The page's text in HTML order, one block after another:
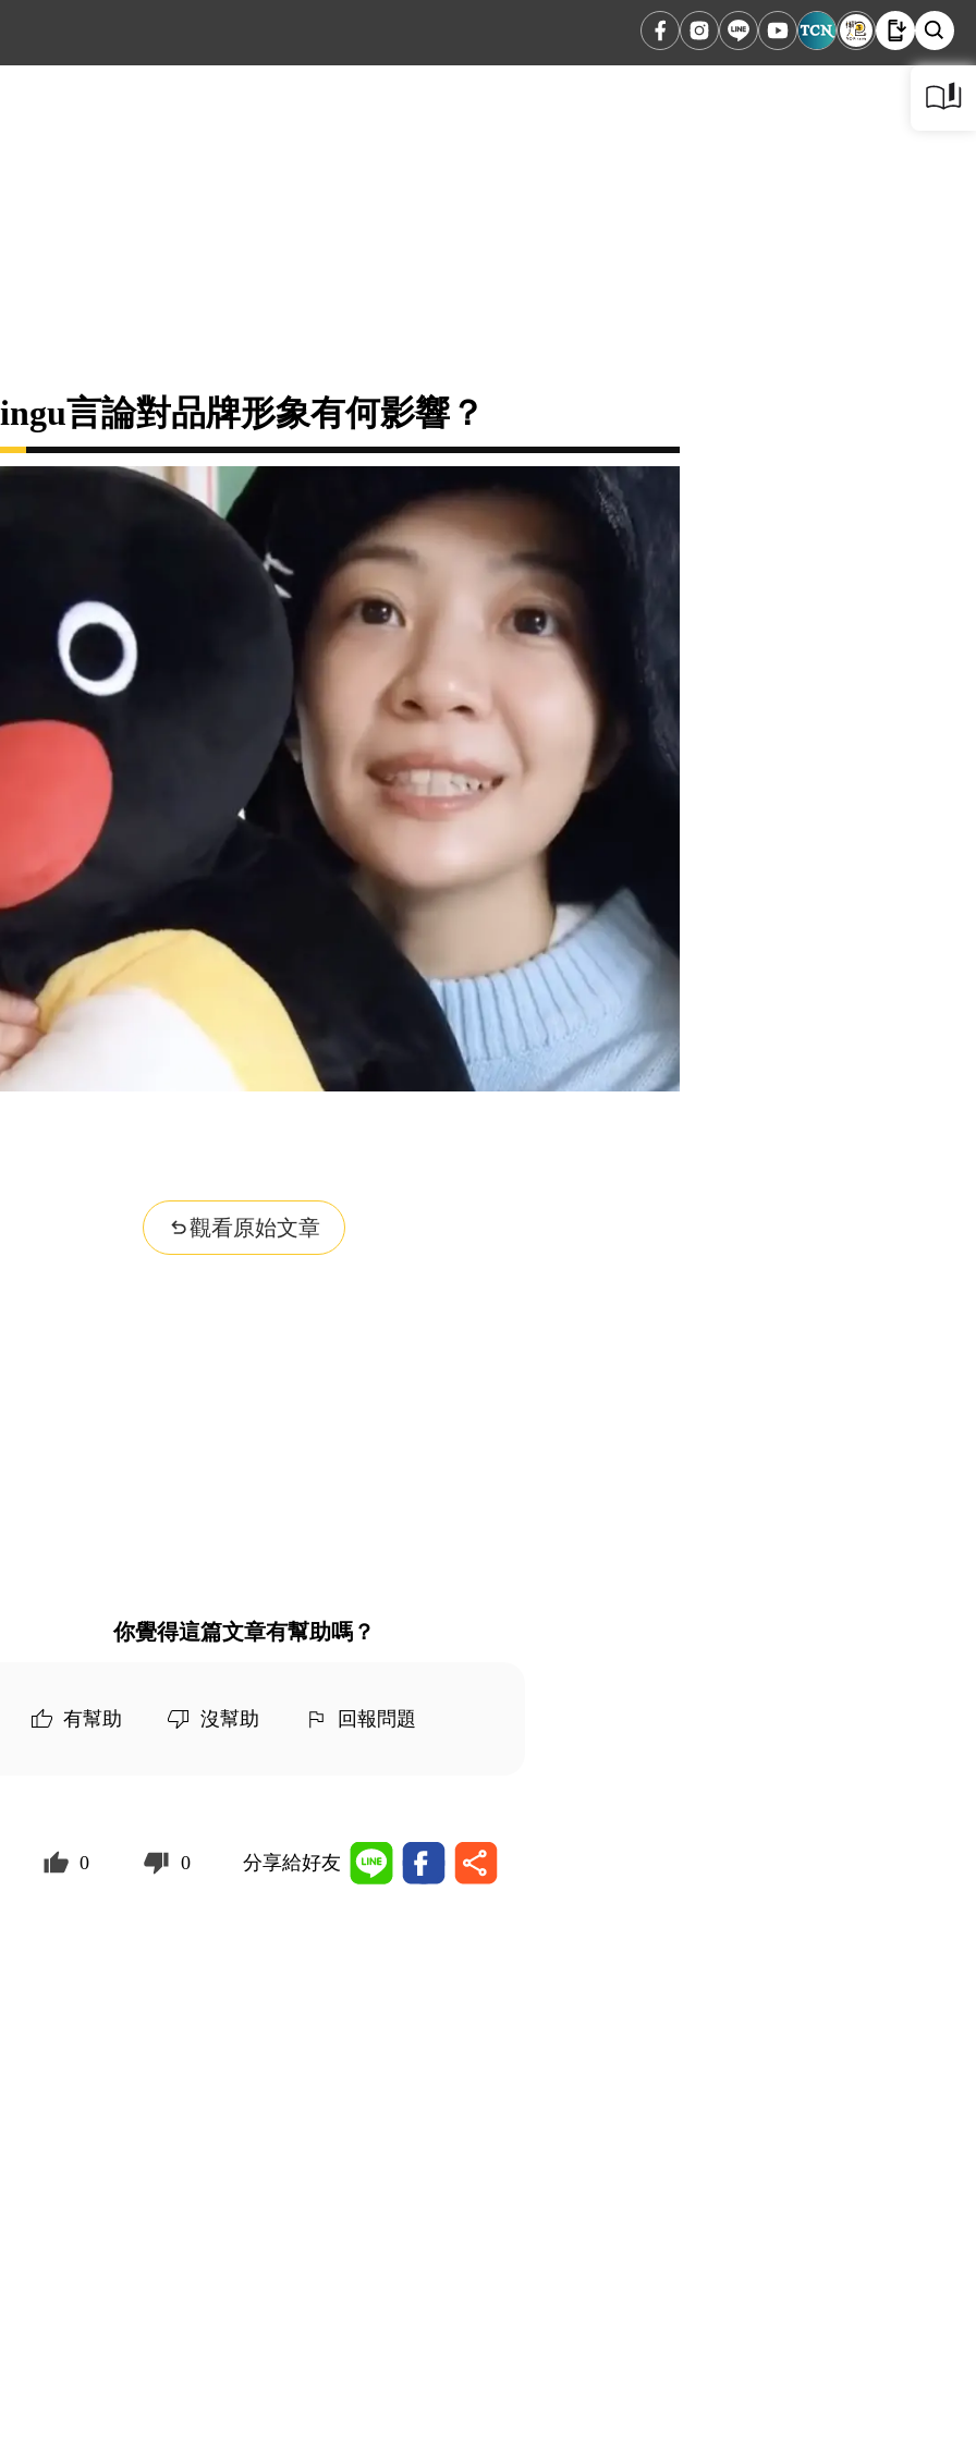
言論對品牌形象有何影響？
觀看原始文章
你覺得這篇文章有幫助嗎？
有幫助 沒幫助 回報問題
0 0 分享給好友